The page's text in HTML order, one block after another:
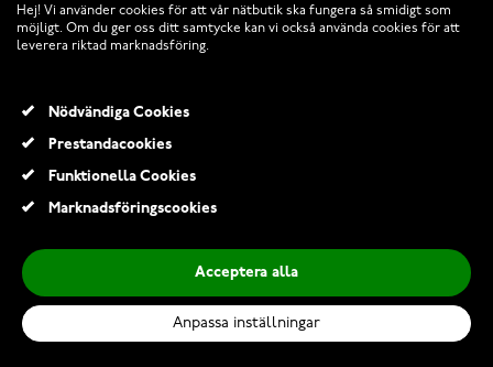
BESTÄLL NYHETSBREV
Hej! Vi använder cookies för att vår nätbutik ska fungera så smidigt som
möjligt. Om du ger oss ditt samtycke kan vi också använda cookies för att
leverera riktad marknadsföring.
Nödvändiga Cookies
Prestandacookies
Funktionella Cookies
Marknadsföringscookies
Acceptera alla
Anpassa inställningar